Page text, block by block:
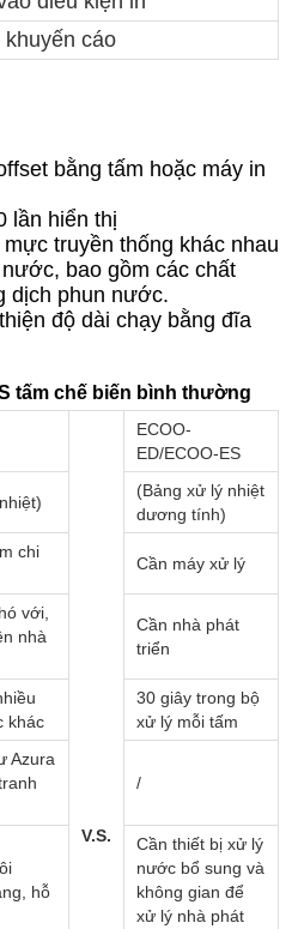
khuyến cáo
bằng tấm hoặc máy in
lần hiển thị
truyền thống khác nhau
bao gồm các chất
dịch phun nước.
độ dài chạy bằng đĩa
tấm chế biến bình thường
V.S.
ECOO-
ED/ECOO-ES
(Bảng xử lý nhiệt
dương tính)
chi
Cần máy xử lý
với,
nhà
Cần nhà phát
triển
khác
30 giây trong bộ
xử lý mỗi tấm
Azura
/
hỗ
Cần thiết bị xử lý
nước bổ sung và
không gian để
xử lý nhà phát